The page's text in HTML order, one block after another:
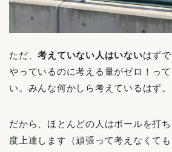
ただ、考えていない人はいないはず
やっているのに考える量がゼロ！っ
い。みんな何かしら考えているはず。
だから、ほとんどの人はボールを打
度上達します（頑張って考えなくても